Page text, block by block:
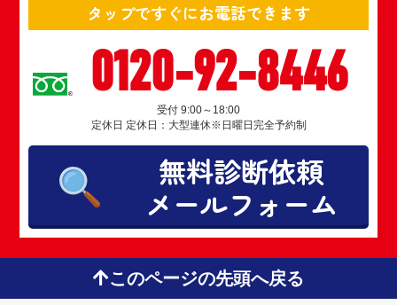
タップですぐにお電話できます
0120-92-8446
受付 9:00～18:00
定休日 定休日：大型連休※日曜日完全予約制
無料診断依頼
メールフォーム
このページの先頭へ戻る